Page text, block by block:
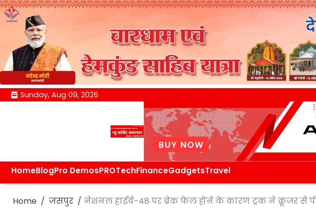
Skip Sunday, Aug 09, 2026
HomeBlogPro DemosPROTechFinanceGadgetsTravel
Home जसपुर नेशनल हाईवे-48 पर ब्रेक फेल होने के कारण ट्रक ने क्रूजर से